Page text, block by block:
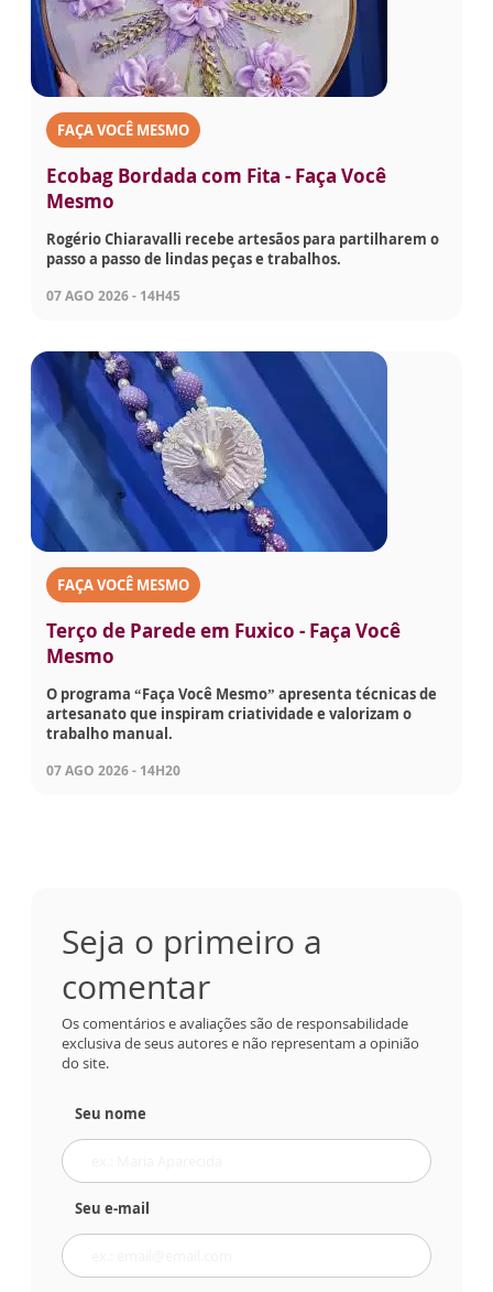
FAÇA VOCÊ MESMO
Ecobag Bordada com Fita - Faça Você
Mesmo
Rogério Chiaravalli recebe artesãos para partilharem o
passo a passo de lindas peças e trabalhos.
07 AGO 2026 - 14H45
FAÇA VOCÊ MESMO
Terço de Parede em Fuxico - Faça Você
Mesmo
O programa “Faça Você Mesmo” apresenta técnicas de
artesanato que inspiram criatividade e valorizam o
trabalho manual.
07 AGO 2026 - 14H20
Seja o primeiro a
comentar
Os comentários e avaliações são de responsabilidade
exclusiva de seus autores e não representam a opinião
do site.
Seu nome
Seu e-mail